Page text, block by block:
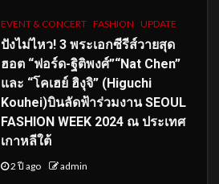
EVENT & CONCERT FASHION UPDATE
ปังไม่ไหว! 3 พระเอกซีรีส์วายสุด
ฮอต “ฟอร์ด-ฐิติพงศ์”“Nat Chen”
และ “โคเฮย์ ฮิงุจิ” (Higuchi
Kouhei)บินลัดฟ้าร่วมงาน SEOUL
FASHION WEEK 2024 ณ ประเทศ
เกาหลีใต้
2 ปี ago admin